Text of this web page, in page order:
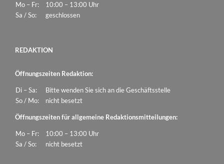
Mo – Fr:
10:00 – 13:00 Uhr
Sa / So:
geschlossen
REDAKTION
Öffnungszeiten Redaktion:
Di – Sa:
Bitte wenden Sie sich an die Geschäftsstelle
So / Mo:
nicht besetzt
Öffnungszeiten für allgemeine Redaktionsmitteilungen:
Mo – Fr:
10:00 – 13:00 Uhr
Sa / So:
nicht besetzt